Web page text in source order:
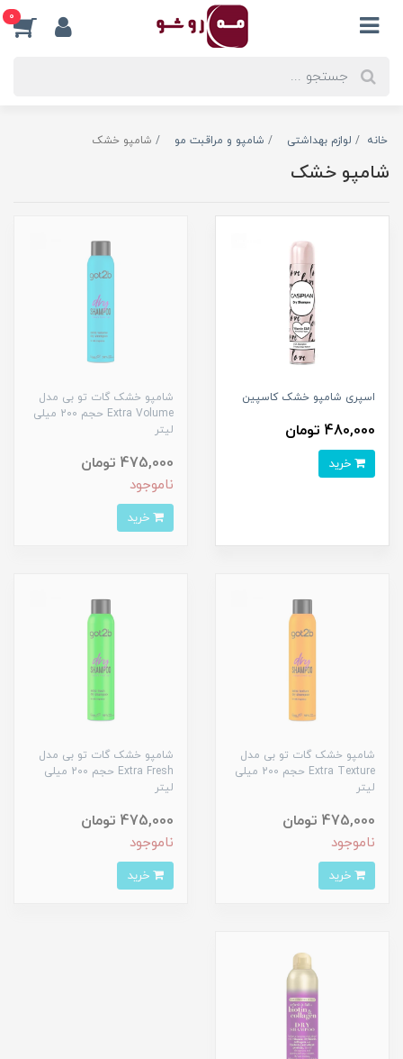
0
خانه لوازم بهداشتی شامپو و مراقبت مو شامپو خشک
شامپو خشک
اسپری شامپو خشک کاسپین
480,000 تومان
شامپو خشک گات تو بی مدل
Extra Volume حجم 200 میلی
لیتر
475,000 تومان
ناموجود
شامپو خشک گات تو بی مدل
Extra Texture حجم 200 میلی
لیتر
475,000 تومان
ناموجود
شامپو خشک گات تو بی مدل
Extra Fresh حجم 200 میلی
لیتر
475,000 تومان
ناموجود